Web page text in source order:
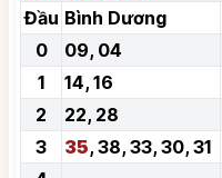
Đầu Bình Dương
0
09, 04
1
14, 16
2
22, 28
3
35, 38, 33, 30, 31